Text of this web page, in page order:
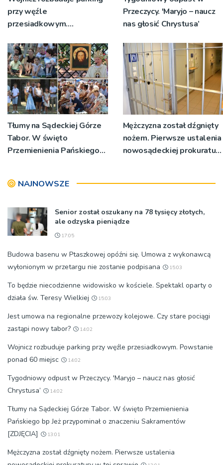
przy węźle
przesiadkowym.
miejsc
Przeczycy. 'Maryjo – naucz
nas głosić Chrystusa’
Tłumy na Sądeckiej Górze
Tabor. W święto
Przemienienia Pańskiego
[ZDJĘCIA]
Mężczyzna został dźgnięty
nożem. Pierwsze ustalenia
nowosądeckiej prokuratury
NAJNOWSZE
Senior został oszukany na 78 tysięcy złotych,
ale odzyska pieniądze
17:05
Budowa basenu w Ptaszkowej opóźni się. Umowa z wykonawcą
wyłonionym w przetargu nie zostanie podpisana
15:03
To będzie niecodzienne widowisko w kościele. Spektakl oparty o
działa św. Teresy Wielkiej
15:03
Jest umowa na regionalne przewozy kolejowe. Czy stare pociągi
zastąpi nowy tabor?
14:02
Wojnicz rozbuduje parking przy węźle przesiadkowym. Powstanie
ponad 60 miejsc
14:02
Tygodniowy odpust w Przeczycy. 'Maryjo – naucz nas głosić
Chrystusa’
14:02
Tłumy na Sądeckiej Górze Tabor. W święto Przemienienia
Pańskiego bp Jeż przypominał o znaczeniu Sakramentów
[ZDJĘCIA]
13:01
Mężczyzna został dźgnięty nożem. Pierwsze ustalenia